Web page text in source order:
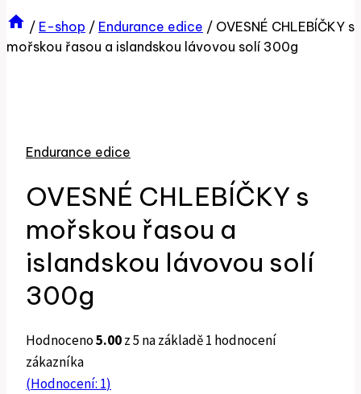
/ E-shop / Endurance edice / OVESNÉ CHLEBÍČKY s
mořskou řasou a islandskou lávovou solí 300g
Endurance edice
OVESNÉ CHLEBÍČKY s
mořskou řasou a
islandskou lávovou solí
300g
Hodnoceno5.00z 5 na základě1 hodnocení
zákazníka
(Hodnocení: 1)